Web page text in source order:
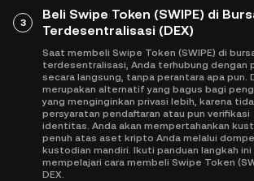
3
Beli Swipe Token (SWIPE) di
Terdesentralisasi (DEX)
Saat membeli Swipe Token (SWIPE) di
terdesentralisasi, Anda terhubung dengan
secara langsung, tanpa perantara apa pun.
merupakan alternatif yang bagus bagi
yang menginginkan privasi lebih, karena
persyaratan pendaftaran atau pun verifikasi
identitas. Anda akan mempertahankan
penuh atas aset kripto Anda melalui
kustodian mandiri. Ikuti panduan langkah
mempelajari cara membeli Swipe Token
DEX.